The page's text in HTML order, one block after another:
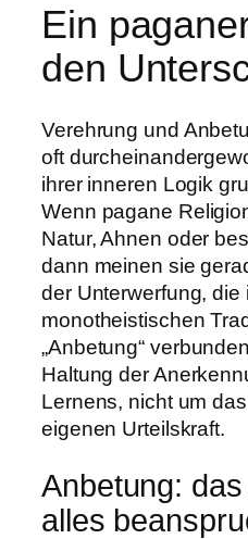
Ein
den
Verehrung und
oft
ihrer inneren Logik
Wenn pagane
Natur, Ahnen oder
dann meinen sie
der Unterwerfung, die
monotheistischen
„Anbetung“
Haltung der
Lernens, nicht um
eigenen Urteilskraft.
Anbetung:
alles